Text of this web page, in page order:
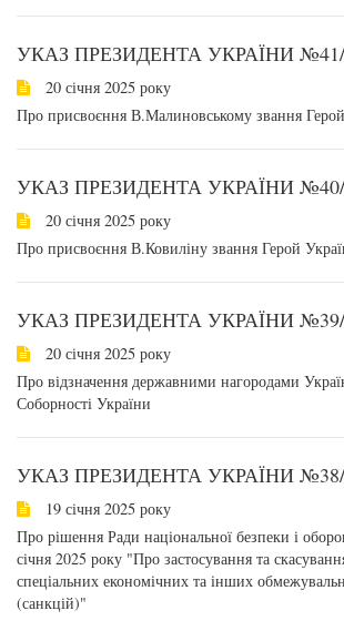
УКАЗ ПРЕЗИДЕНТА УКРАЇНИ №41/
20 січня 2025 року
Про присвоєння В.Малиновському звання
УКАЗ ПРЕЗИДЕНТА УКРАЇНИ №40/
20 січня 2025 року
Про присвоєння В.Ковиліну звання Герой
УКАЗ ПРЕЗИДЕНТА УКРАЇНИ №39/
20 січня 2025 року
Про відзначення державними нагородами
Соборності України
УКАЗ ПРЕЗИДЕНТА УКРАЇНИ №38/
19 січня 2025 року
Про рішення Ради національної безпеки і
січня 2025 року "Про застосування та
спеціальних економічних та інших
(санкцій)"